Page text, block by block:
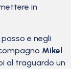
in
e negli
Mikel
al traguardo un